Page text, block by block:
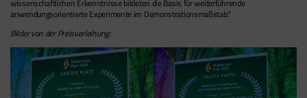
wissenschaftlichen Erkenntnisse bildeten die Basis für weiterführende
anwendungsorientierte Experimente im Demonstrationsmaßstab.“
Bilder von der Preisverleihung: